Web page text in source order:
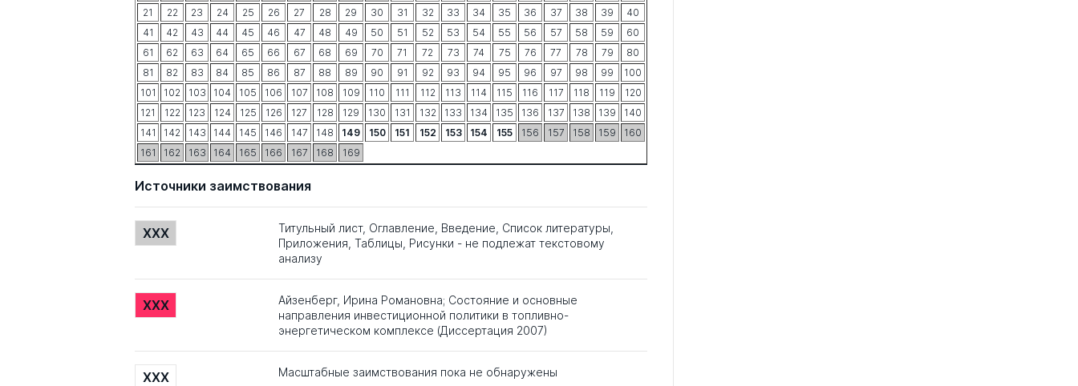
21
22 23 24 25 26 27 28 29 30 31 32 33 34 35 36 37 38 39
40
41
42 43 44 45 46 47 48 49 50 51 52 53 54 55 56 57 58 59
60
61
62 63 64 65 66 67 68 69 70 71 72 73 74 75 76 77 78 79
80
81
82 83 84 85 86 87 88 89 90 91 92 93 94 95 96 97 98 99
100
101
102 103 104 105 106 107 108 109 110 111 112 113 114 115 116 117 118 119
120
121
122 123 124 125 126 127 128 129 130 131 132 133 134 135 136 137 138 139
140
141
142 143 144 145 146 147 148 149 150 151 152 153 154 155 156 157 158 159
160
161
162 163 164 165 166 167 168 169
Источники заимствования
XXX
Титульный лист, Оглавление, Введение, Список литературы,
Приложения, Таблицы, Рисунки - не подлежат текстовому
анализу
XXX
Айзенберг, Ирина Романовна; Состояние и основные
направления инвестиционной политики в топливно-
энергетическом комплексе (Диссертация 2007)
XXX Масштабные заимствования пока не обнаружены